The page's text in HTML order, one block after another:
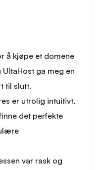
å kjøpe et domene
ga meg en
til slutt.
er utrolig intuitivt,
det perfekte
var rask og